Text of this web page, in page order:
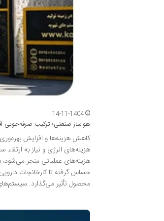
14-11-1404
هواساز صنعتی؛ ترکیب صرفه‌جویی
کاهش هزینه‌ها و افزایش
هزینه‌های انرژی و نیاز به
هزینه‌های عملیاتی منجر
حساس گرفته تا کارخانجات
محصول تأثیر می‌گذارد.